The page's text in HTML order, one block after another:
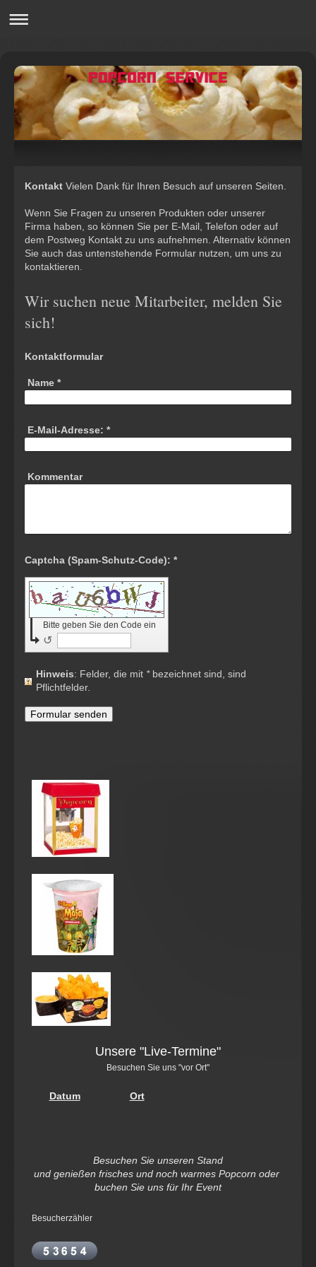
Kontakt Vielen Dank für Ihren Besuch auf unseren Seiten.
Wenn Sie Fragen zu unseren Produkten oder unserer
Firma haben, so können Sie per E-Mail, Telefon oder auf
dem Postweg Kontakt zu uns aufnehmen. Alternativ können
Sie auch das untenstehende Formular nutzen, um uns zu
kontaktieren.
Wir suchen neue Mitarbeiter, melden Sie
sich!
Kontaktformular
Name*
E-Mail-Adresse: *
Kommentar
Captcha (Spam-Schutz-Code): *
Bitte geben Sie den Code ein
↺
Hinweis : Felder, die mit *bezeichnet sind, sind
Pflichtfelder.
Unsere "Live-Termine"
Besuchen Sie uns "vor Ort"
Datum Ort
Besuchen Sie unseren Stand
und genießen frisches und noch warmes Popcorn oder
buchen Sie uns für Ihr Event
Besucherzähler